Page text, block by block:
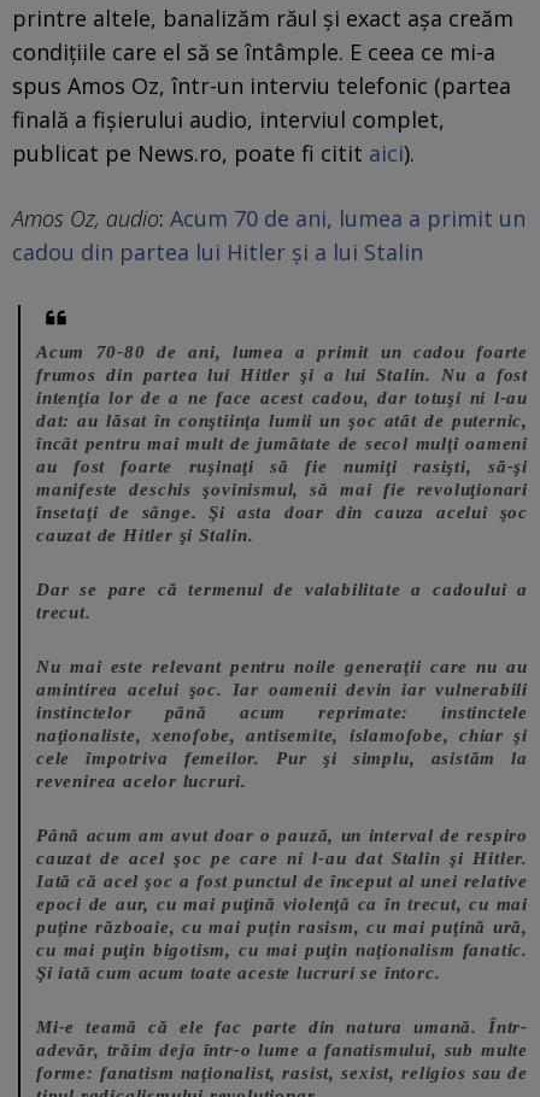
printre altele, banalizăm răul și exact așa creăm
condițiile care el să se întâmple. E ceea ce mi-a
spus Amos Oz, într-un interviu telefonic (partea
finală a fișierului audio, interviul complet,
publicat pe News.ro, poate fi citit aici).
Amos Oz, audio: Acum 70 de ani, lumea a primit un
cadou din partea lui Hitler și a lui Stalin
Acum 70-80 de ani, lumea a primit un cadou foarte
frumos din partea lui Hitler şi a lui Stalin. Nu a fost
intenţia lor de a ne face acest cadou, dar totuşi ni l-au
dat: au lăsat în conştiinţa lumii un şoc atât de puternic,
încât pentru mai mult de jumătate de secol mulţi oameni
au fost foarte ruşinaţi să fie numiţi rasişti, să-şi
manifeste deschis şovinismul, să mai fie revoluţionari
însetaţi de sânge. Şi asta doar din cauza acelui şoc
cauzat de Hitler şi Stalin.
Dar se pare că termenul de valabilitate a cadoului a
trecut.
Nu mai este relevant pentru noile generaţii care nu au
amintirea acelui şoc. Iar oamenii devin iar vulnerabili
instinctelor până acum reprimate: instinctele
naţionaliste, xenofobe, antisemite, islamofobe, chiar şi
cele împotriva femeilor. Pur şi simplu, asistăm la
revenirea acelor lucruri.
Până acum am avut doar o pauză, un interval de respiro
cauzat de acel şoc pe care ni l-au dat Stalin şi Hitler.
Iată că acel şoc a fost punctul de început al unei relative
epoci de aur, cu mai puţină violenţă ca în trecut, cu mai
puţine războaie, cu mai puţin rasism, cu mai puţină ură,
cu mai puţin bigotism, cu mai puţin naţionalism fanatic.
Şi iată cum acum toate aceste lucruri se întorc.
Mi-e teamă că ele fac parte din natura umană. Într-
adevăr, trăim deja într-o lume a fanatismului, sub multe
forme: fanatism naţionalist, rasist, sexist, religios sau de